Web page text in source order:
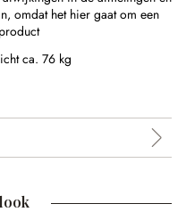
omdat het hier gaat om een
ca. 76 kg